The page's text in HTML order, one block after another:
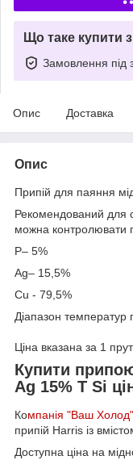
Що таке купити
Замовлення під
Опис Доставка
Опис
Припій для паяння
Рекомендований для
можна контролювати
P– 5%
Ag– 15,5%
Cu - 79,5%
Діапазон
Ціна вказана за 1
Купити
Ag 15% T Si
Компанія "Ваш
припій Harris із
Доступна ціна на